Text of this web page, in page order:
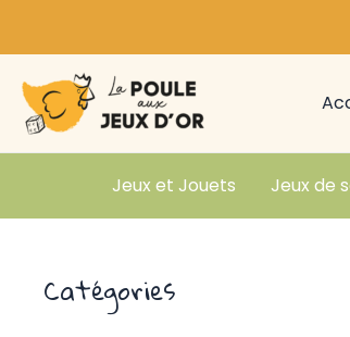
Jeux et Jouets Jeux de
Catégories